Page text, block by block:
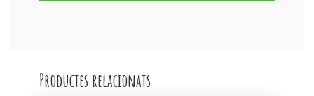
Productes relacionats